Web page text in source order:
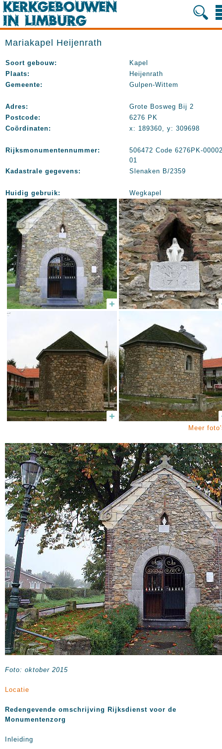
Mariakapel Heijenrath
Soort gebouw:
Kapel
Plaats:
Heijenrath
Gemeente:
Gulpen-Wittem
Adres:
Grote Bosweg Bij 2
Postcode:
6276 PK
Coördinaten:
x: 189360, y: 309698
Rijksmonumentennummer:
506472 Code 6276PK-
01
Kadastrale gegevens:
Slenaken B/2359
Huidig gebruik: Wegkapel
Meer
Foto: oktober 2015
Locatie
Redengevende omschrijving Rijksdienst voor de
Monumentenzorg
Inleiding